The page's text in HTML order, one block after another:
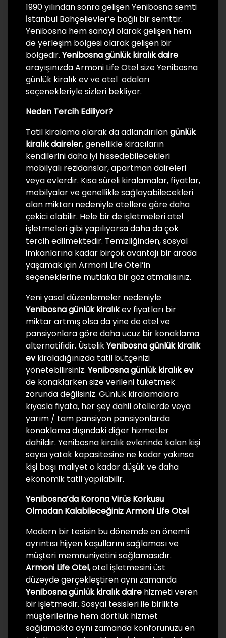
1990 yılından sonra gelişen Yenibosna semti
İstanbul Bahçelievler’e bağlı bir semttir.
Yenibosna hem sanayi olarak gelişen hem
de yerleşim bölgesi olarak gelişen bir
bölgedir. Yenibosna günlük kiralık daire
arayışınızda Armoni Life Otel size Yenibosna
günlük kiralık ev ve otel odaları
seçenekleriyle sizleri bekliyor.
Neden Tercih Ediliyor?
Tatil kiralama olarak da adlandırılangünlük
kiralık daireler, genellikle kiracıların
kendilerini daha iyi hissedebilecekleri
mobilyalı rezidanslar, apartman daireleri
veya evlerdir. Kısa süreli kiralamalar, fiyatlar,
mobilyalar ve genellikle sağlayabilecekleri
alan miktarı nedeniyle otellere göre daha
çekici olabilir. Hele bir de işletmeleri otel
işletmeleri gibi yapılıyorsa daha da çok
tercih edilmektedir. Temizliğinden, sosyal
imkanlarına kadar birçok avantajı bir arada
yaşamak için Armoni Life Otel’in
seçeneklerine mutlaka bir göz atmalısınız.
Yeni yasal düzenlemeler nedeniyle
Yenibosna günlük kiralıkev fiyatları bir
miktar artmış olsa da yine de otel ve
pansiyonlara göre daha ucuz bir konaklama
alternatifidir. ÜstelikYenibosna günlük kiralık
evkiraladığınızda tatil bütçenizi
yönetebilirsiniz. Yenibosna günlük kiralık ev
de konaklarken size verileni tüketmek
zorunda değilsiniz. Günlük kiralamalara
kıyasla fiyata, her şey dahil otellerde veya
yarım / tam pansiyon pansiyonlarda
konaklama dışındaki diğer hizmetler
dahildir. Yenibosna kiralık evlerinde kalan kişi
sayısı yatak kapasitesine ne kadar yakınsa
kişi başı maliyet o kadar düşük ve daha
ekonomik tatil yapılabilir.
Yenibosna’da Korona Virüs Korkusu
Olmadan Kalabileceğiniz Armoni Life Otel
Modern bir tesisin bu dönemde en önemli
ayrıntısı hijyen koşullarını sağlaması ve
müşteri memnuniyetini sağlamasıdır.
Armoni Life Otel,otel işletmesini üst
düzeyde gerçekleştiren aynı zamanda
Yenibosna günlük kiralık daire hizmeti veren
bir işletmedir. Sosyal tesisleri ile birlikte
müşterilerine hem dörtlük hizmet
sağlamakta aynı zamanda konforunuzu en